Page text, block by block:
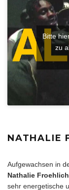
Bitte
zu
NATHALIE
Aufgewachsen in
Nathalie Froehlich
sehr energetische